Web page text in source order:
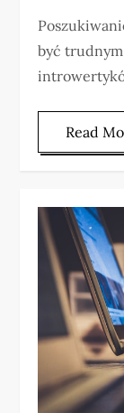
być trudnym
Read